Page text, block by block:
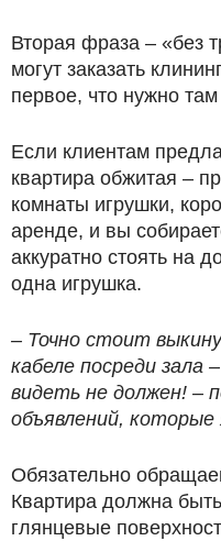
Вторая фраза – «без
могут заказать
первое, что нужно
Если клиентам
квартира обжитая –
комнаты игрушки,
аренде, и вы
аккуратно стоять на
одна игрушка.
– Точно стоит
кабеле посреди зала
видеть не должен! –
объявлений,
Обязательно
Квартира должна
глянцевые